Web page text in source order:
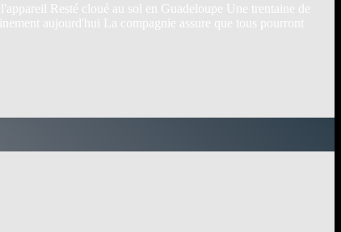
Resté cloué au sol en Guadeloupe Une trentaine de
aujourd'hui La compagnie assure que tous pourront